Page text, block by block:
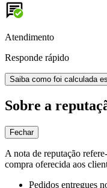
Atendimento
Responde rápido
Saiba como foi calculada
Sobre a
Fechar
A nota de reputação
compra oferecida aos
Pedidos entregues